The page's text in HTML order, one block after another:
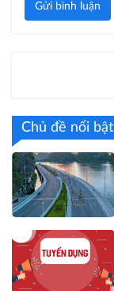
Gửi bình luận
Chủ đề nổi bật